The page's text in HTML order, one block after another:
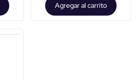
Agregar al carrito